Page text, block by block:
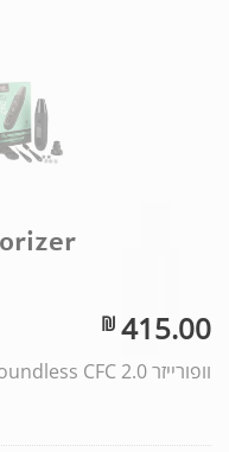
₪ 415.00
וופורייזר Boundless CFC 2.0 – מכשיר אידוי לתפרחת